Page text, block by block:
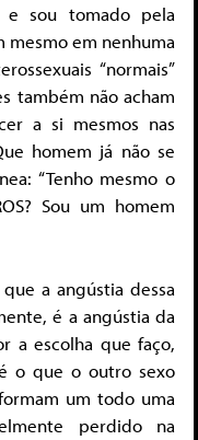
e sou tomado pela
mesmo em nenhuma
“normais”
também não acham
a si mesmos nas
homem já não se
“Tenho mesmo o
Sou um homem
a angústia dessa
é a angústia da
a escolha que faço,
o que o outro sexo
um todo uma
perdido na